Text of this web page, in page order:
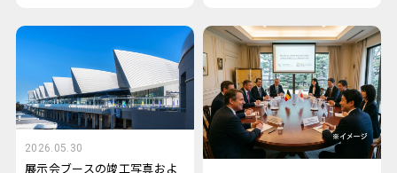
2026.05.30
展示会ブースの竣工写真およ